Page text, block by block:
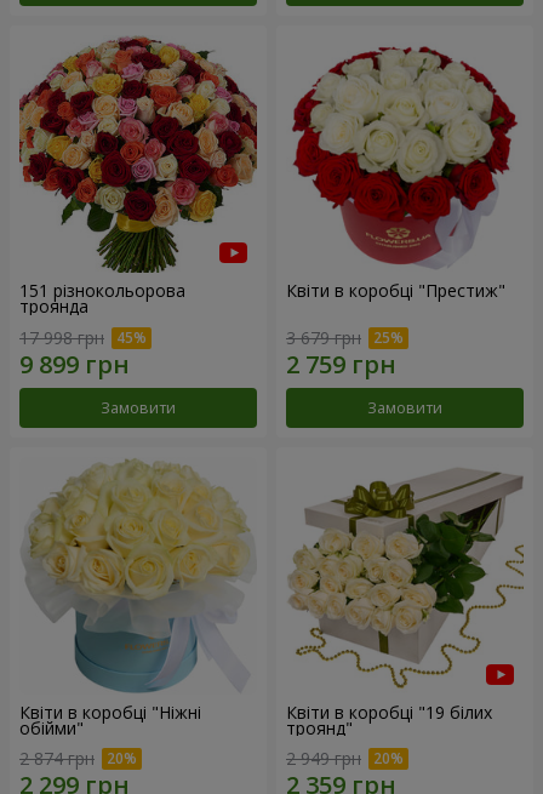
151 різнокольорова
троянда
17 998 грн
Замовити
Квіти в коробці "Престиж"
3 679 грн
Замовити
Квіти в коробці "Ніжні
обійми"
2 874 грн
Квіти в коробці "19 білих
троянд"
2 949 грн